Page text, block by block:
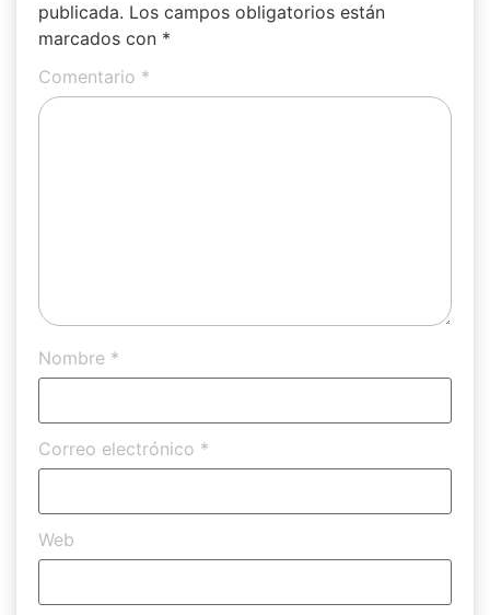
publicada. Los campos obligatorios están
marcados con *
Comentario *
Nombre *
Correo electrónico *
Web